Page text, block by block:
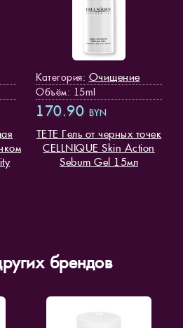
Категория: Очищение
Объём: 15ml
170.90 BYN
TETE Гель от черных точек
CELLNIQUE Skin Action
Sebum Gel 15мл
брендов